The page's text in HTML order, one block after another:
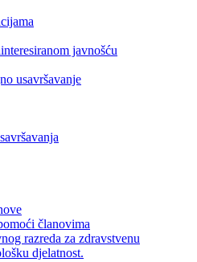
javnošću
usavršavanje
članovima
razreda za zdravstvenu
djelatnost.